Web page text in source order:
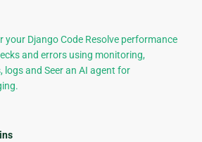
your Django Code Resolve performance
and errors using monitoring,
logs and Seer an AI agent for